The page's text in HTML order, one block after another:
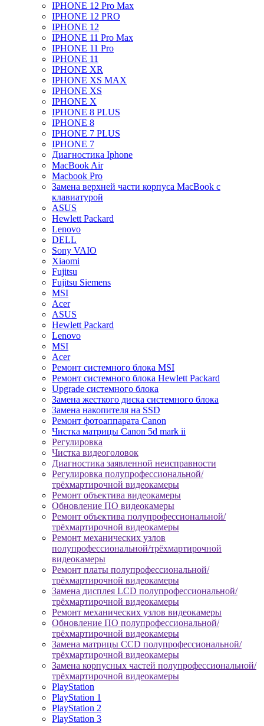
IPHONE 12 Pro Max
IPHONE 12 PRO
IPHONE 12
IPHONE 11 Pro Max
IPHONE 11 Pro
IPHONE 11
IPHONE XR
IPHONE XS MAX
IPHONE XS
IPHONE X
IPHONE 8 PLUS
IPHONE 8
IPHONE 7 PLUS
IPHONE 7
Диагностика Iphone
MacBook Air
Macbook Pro
Замена верхней части корпуса MacBook с
клавиатурой
ASUS
Hewlett Packard
Lenovo
DELL
Sony VAIO
Xiaomi
Fujitsu
Fujitsu Siemens
MSI
Acer
ASUS
Hewlett Packard
Lenovo
MSI
Acer
Ремонт системного блока MSI
Ремонт системного блока Hewlett Packard
Upgrade системного блока
Замена жесткого диска системного блока
Замена накопителя на SSD
Ремонт фотоаппарата Canon
Чистка матрицы Canon 5d mark ii
Регулировка
Чистка видеоголовок
Диагностика заявленной неисправности
Регулировка полупрофессиональной/
трёхмартирочной видеокамеры
Ремонт объектива видеокамеры
Обновление ПО видеокамеры
Ремонт объектива полупрофессиональной/
трёхмартирочной видеокамеры
Ремонт механических узлов
полупрофессиональной/трёхмартирочной
видеокамеры
Ремонт платы полупрофессиональной/
трёхмартирочной видеокамеры
Замена дисплея LCD полупрофессиональной/
трёхмартирочной видеокамеры
Ремонт механических узлов видеокамеры
Обновление ПО полупрофессиональной/
трёхмартирочной видеокамеры
Замена матрицы CCD полупрофессиональной/
трёхмартирочной видеокамеры
Замена корпусных частей полупрофессиональной/
трёхмартирочной видеокамеры
PlayStation
PlayStation 1
PlayStation 2
PlayStation 3